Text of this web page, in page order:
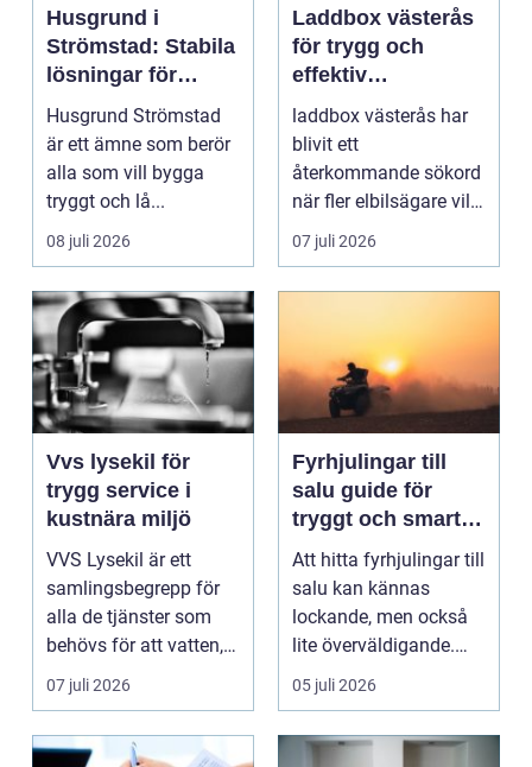
Husgrund i
Strömstad: Stabila
lösningar för
boende vid kusten
Husgrund Strömstad
är ett ämne som berör
alla som vill bygga
tryggt och lå...
08 juli 2026
Laddbox västerås
för trygg och
effektiv
hemmaladdning
laddbox västerås har
blivit ett
återkommande sökord
när fler elbilsägare vill
ladda hemma på ett
säk...
07 juli 2026
Vvs lysekil för
trygg service i
kustnära miljö
VVS Lysekil är ett
samlingsbegrepp för
alla de tjänster som
behövs för att vatten,
värme och avlopp ...
07 juli 2026
Fyrhjulingar till
salu guide för
tryggt och smart
köp
Att hitta fyrhjulingar till
salu kan kännas
lockande, men också
lite överväldigande.
Utbudet är stor...
05 juli 2026